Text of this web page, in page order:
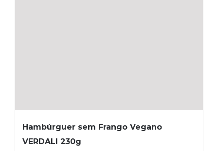
Hambúrguer sem Frango Vegano
VERDALI 230g